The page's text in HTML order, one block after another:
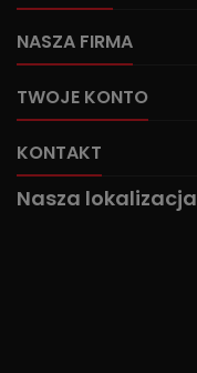
NASZA FIRMA
TWOJE KONTO
KONTAKT
Nasza lokalizacja